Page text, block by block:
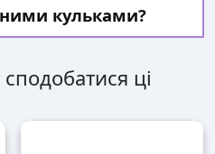
кульками?
ці